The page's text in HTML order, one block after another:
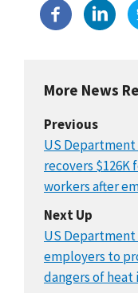
More News
Previous
US
recovers $126K
workers after
Next Up
US
employers to
dangers of heat